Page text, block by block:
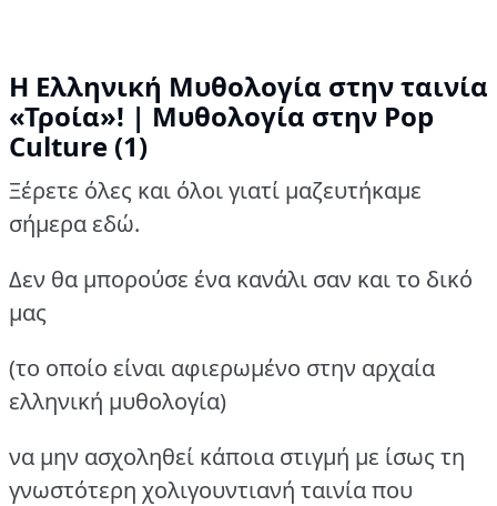
Η Ελληνική Μυθολογία στην ταινία
«Τροία»! | Μυθολογία στην Pop
Culture (1)
Ξέρετε όλες και όλοι γιατί μαζευτήκαμε
σήμερα εδώ.
Δεν θα μπορούσε ένα κανάλι σαν και το δικό
μας
(το οποίο είναι αφιερωμένο στην αρχαία
ελληνική μυθολογία)
να μην ασχοληθεί κάποια στιγμή με ίσως τη
γνωστότερη χολιγουντιανή ταινία που